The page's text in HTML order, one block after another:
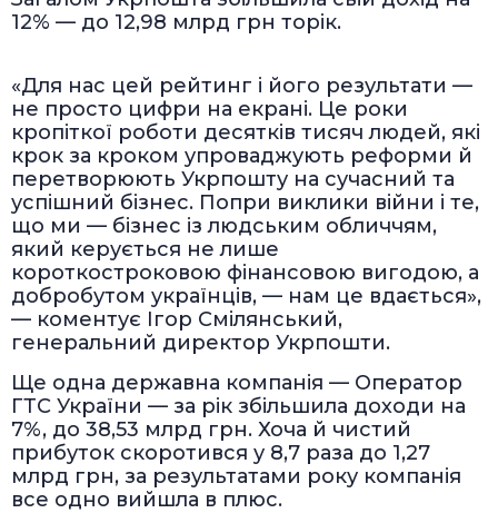
12% — до 12,98 млрд грн торік.
«Для нас цей рейтинг і його результати —
не просто цифри на екрані. Це роки
кропіткої роботи десятків тисяч людей, які
крок за кроком упроваджують реформи й
перетворюють Укрпошту на сучасний та
успішний бізнес. Попри виклики війни і те,
що ми — бізнес із людським обличчям,
який керується не лише
короткостроковою фінансовою вигодою, а
добробутом українців, — нам це вдається»,
— коментує Ігор Смілянський,
генеральний директор Укрпошти.
Ще одна державна компанія — Оператор
ГТС України — за рік збільшила доходи на
7%, до 38,53 млрд грн. Хоча й чистий
прибуток скоротився у 8,7 раза до 1,27
млрд грн, за результатами року компанія
все одно вийшла в плюс.